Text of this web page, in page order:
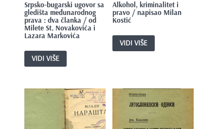
Srpsko-bugarski ugovor sa
gledišta međunarodnog
prava : dva članka / od
Milete St. Novakovića i
Lazara Markovića
VIDI VIŠE
Alkohol, kriminalitet i
pravo / napisao Milan
Kostić
VIDI VIŠE